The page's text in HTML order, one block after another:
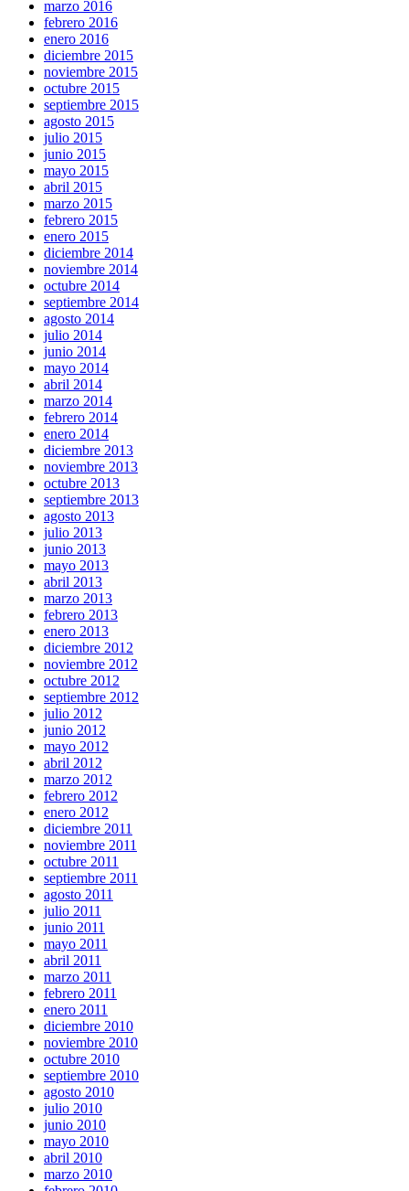
marzo 2016
febrero 2016
enero 2016
diciembre 2015
noviembre 2015
octubre 2015
septiembre 2015
agosto 2015
julio 2015
junio 2015
mayo 2015
abril 2015
marzo 2015
febrero 2015
enero 2015
diciembre 2014
noviembre 2014
octubre 2014
septiembre 2014
agosto 2014
julio 2014
junio 2014
mayo 2014
abril 2014
marzo 2014
febrero 2014
enero 2014
diciembre 2013
noviembre 2013
octubre 2013
septiembre 2013
agosto 2013
julio 2013
junio 2013
mayo 2013
abril 2013
marzo 2013
febrero 2013
enero 2013
diciembre 2012
noviembre 2012
octubre 2012
septiembre 2012
julio 2012
junio 2012
mayo 2012
abril 2012
marzo 2012
febrero 2012
enero 2012
diciembre 2011
noviembre 2011
octubre 2011
septiembre 2011
agosto 2011
julio 2011
junio 2011
mayo 2011
abril 2011
marzo 2011
febrero 2011
enero 2011
diciembre 2010
noviembre 2010
octubre 2010
septiembre 2010
agosto 2010
julio 2010
junio 2010
mayo 2010
abril 2010
marzo 2010